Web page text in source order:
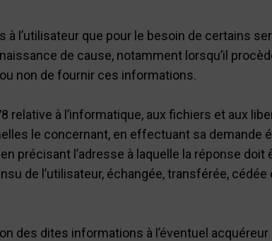
l’utilisateur que pour le besoin de certains
de cause, notamment lorsqu’il
non de fournir ces informations.
à l’informatique, aux fichiers et aux
le concernant, en effectuant sa demande
précisant l’adresse à laquelle la réponse doit
de l’utilisateur, échangée, transférée,
des dites informations à l’éventuel acquéreur